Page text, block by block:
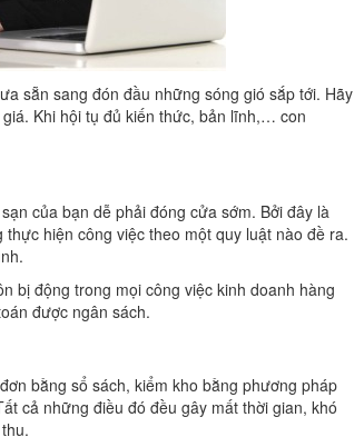
sẵn sang đón đầu những sóng gió sắp tới. Hãy
Khi hội tụ đủ kiến thức, bản lĩnh,… con
của bạn dễ phải đóng cửa sớm. Bởi đây là
hiện công việc theo một quy luật nào đề ra.
bị động trong mọi công việc kinh doanh hàng
được ngân sách.
bằng sổ sách, kiểm kho bằng phương pháp
cả những điều đó đều gây mất thời gian, khó